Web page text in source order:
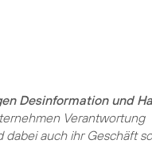
Desinformation und
Verantwortung
dabei auch ihr Geschäft